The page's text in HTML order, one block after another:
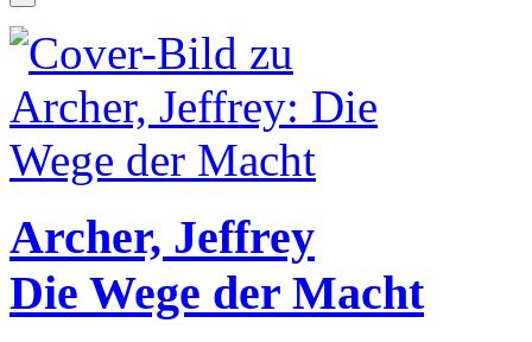
Archer, Jeffrey
Die Wege der Macht